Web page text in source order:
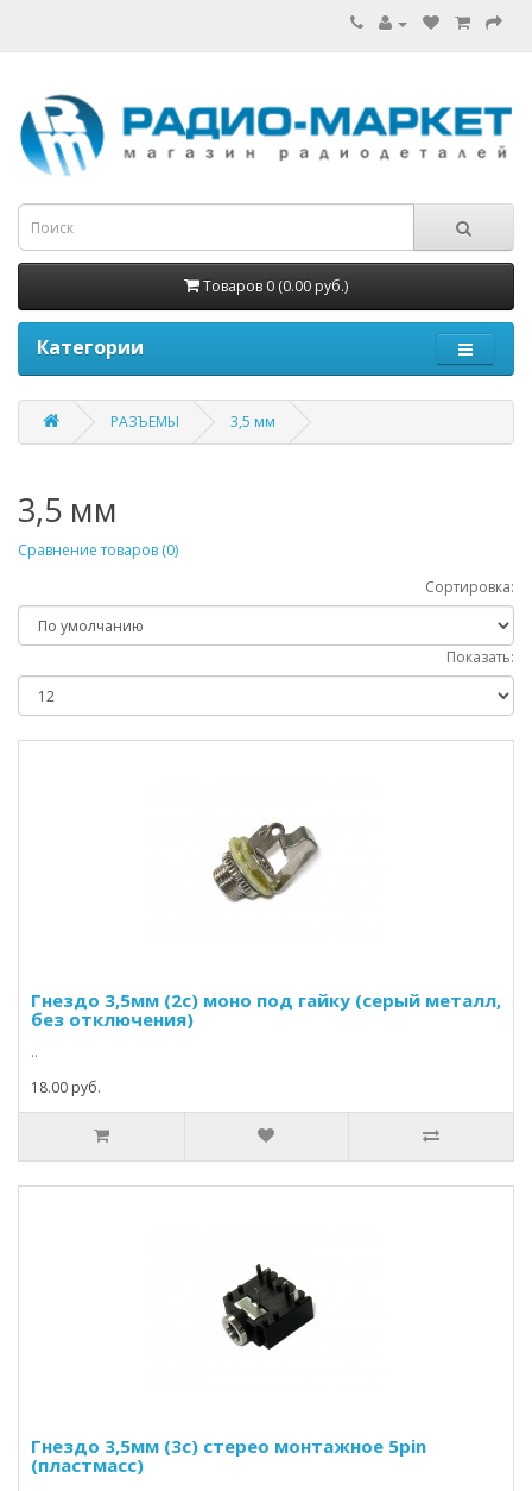
Товаров 0 (0.00 руб.)
Категории
РАЗЪЕМЫ 3,5 мм
3,5 мм
Сравнение товаров (0)
Сортировка:
Показать:
Гнездо 3,5мм (2c) моно под гайку (серый металл,
без отключения)
..
18.00 руб.
Гнездо 3,5мм (3c) стерео монтажное 5pin
(пластмасс)